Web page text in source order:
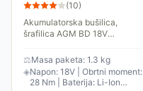
(10)
Akumulatorska bušilica,
šrafilica AGM BD 18V
žele da uvek imaju pouzdan
alat kojim mogu završiti sitne
popravke po kući.
⚖Masa paketa: 1.3 kg
◈Napon: 18V | Obrtni moment:
28 Nm | Baterija: Li-Ion